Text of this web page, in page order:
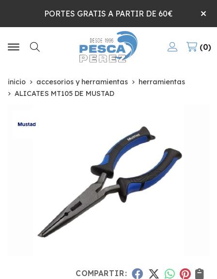
PORTES GRATIS A PARTIR DE 60€
Buscar
0
inicio accesorios y herramientas
herramientas
ALICATES MT105 DE MUSTAD
COMPARTIR: